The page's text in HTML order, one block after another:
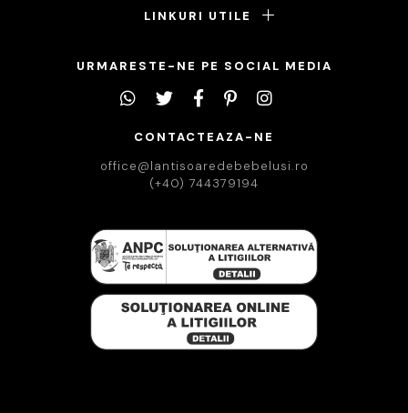
LINKURI UTILE
URMARESTE-NE PE SOCIAL MEDIA
CONTACTEAZA-NE
office@lantisoaredebebelusi.ro
(+40) 744379194